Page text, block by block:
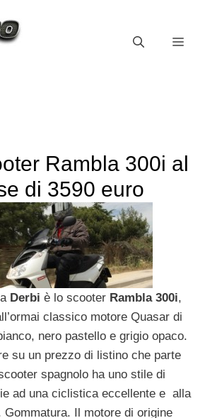
Rambla 300i al
di 3590 euro
Derbi è lo scooter Rambla 300i,
classico motore Quasar di
nero pastello e grigio opaco.
su un prezzo di listino che parte
spagnolo ha uno stile di
ad una ciclistica eccellente e alla
Gommatura. Il motore di origine